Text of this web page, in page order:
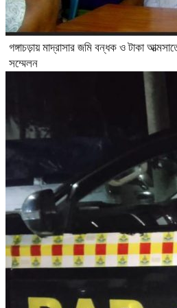
গঙ্গাচড়ায় মাদ্রাসার জমি বন্ধক ও টাকা
সম্মেলন